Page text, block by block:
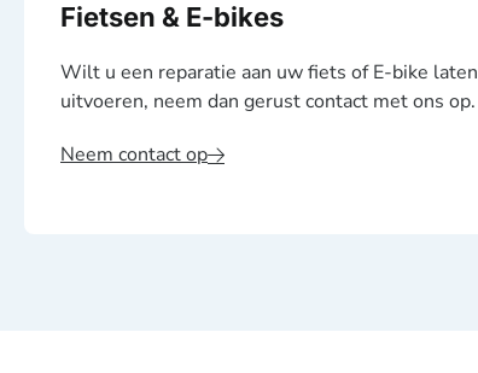
Fietsen & E-bikes
Wilt u een reparatie aan uw fiets of E-bike laten
uitvoeren, neem dan gerust contact met ons op.
Neem contact op